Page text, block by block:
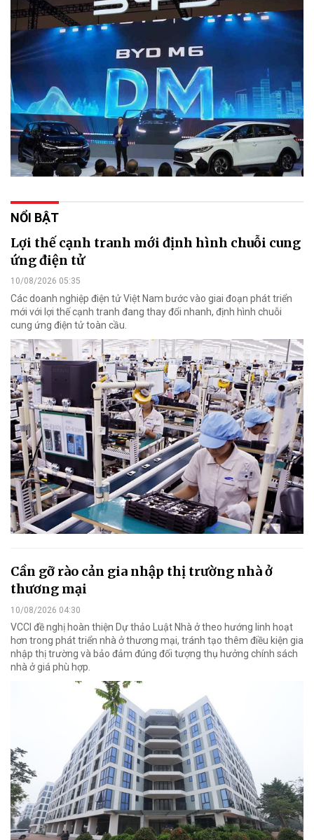
NỔI BẬT
Lợi thế cạnh tranh mới định hình chuỗi cung
ứng điện tử
10/08/2026 05:35
Các doanh nghiệp điện tử Việt Nam bước vào giai đoạn phát triển
mới với lợi thế cạnh tranh đang thay đổi nhanh, định hình chuỗi
cung ứng điện tử toàn cầu.
Cần gỡ rào cản gia nhập thị trường nhà ở
thương mại
10/08/2026 04:30
VCCI đề nghị hoàn thiện Dự thảo Luật Nhà ở theo hướng linh hoạt
hơn trong phát triển nhà ở thương mại, tránh tạo thêm điều kiện gia
nhập thị trường và bảo đảm đúng đối tượng thụ hưởng chính sách
nhà ở giá phù hợp.